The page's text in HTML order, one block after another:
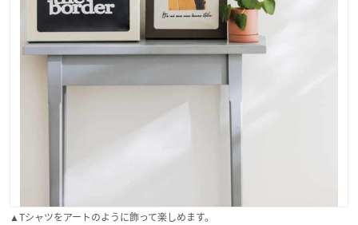
▲Tシャツをアートのように飾って楽しめます。